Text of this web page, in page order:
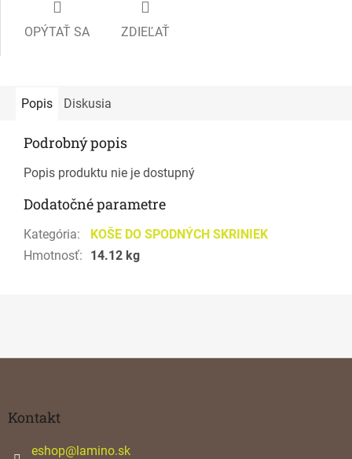
OPÝTAŤ SA ZDIEĽAŤ
Popis Diskusia
Podrobný popis
Popis produktu nie je dostupný
Dodatočné parametre
Kategória:
KOŠE DO SPODNÝCH SKRINIEK
Hmotnosť: 14.12 kg
Kontakt
eshop@lamino.sk